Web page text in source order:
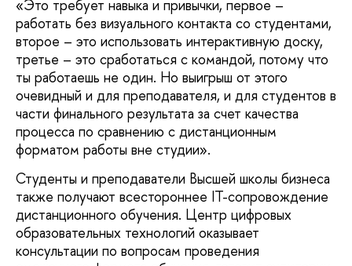
«Это требует навыка и привычки, первое –
работать без визуального контакта со студентами,
второе – это использовать интерактивную доску,
третье – это сработаться с командой, потому что
ты работаешь не один. Но выигрыш от этого
очевидный и для преподавателя, и для студентов в
части финального результата за счет качества
процесса по сравнению с дистанционным
форматом работы вне студии».
Студенты и преподаватели Высшей школы бизнеса
также получают всестороннее IT-сопровождение
дистанционного обучения. Центр цифровых
образовательных технологий оказывает
консультации по вопросам проведения